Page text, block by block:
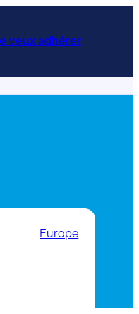
veux adhérer
Europe